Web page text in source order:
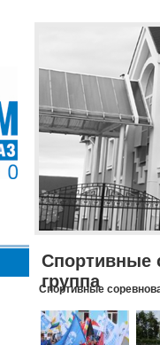
Спортивные
группа
Спортивные